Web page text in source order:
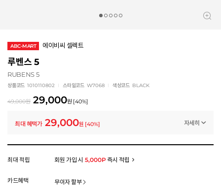
ABC-MART 에이비씨 셀렉트
루벤스 5
RUBENS 5
상품코드 1010110802 스타일코드 W7068 색상코드 BLACK
49,000원 29,000원 [40%]
최대 혜택가 29,000원 [40%] 자세히
모든 혜택이 적용된 금액으로, 실제 결제 금액과는 차이가 있을 수 있습니다.
최대 적립 회원 가입 시 5,000P즉시 적립
카드혜택 무이자 할부